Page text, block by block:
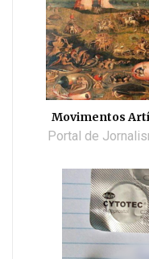
Movimentos
Portal de